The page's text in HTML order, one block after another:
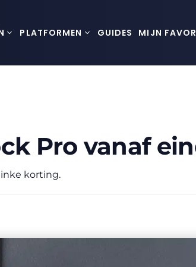
PLATFORMEN GUIDES MIJN
Pro vanaf
korting.